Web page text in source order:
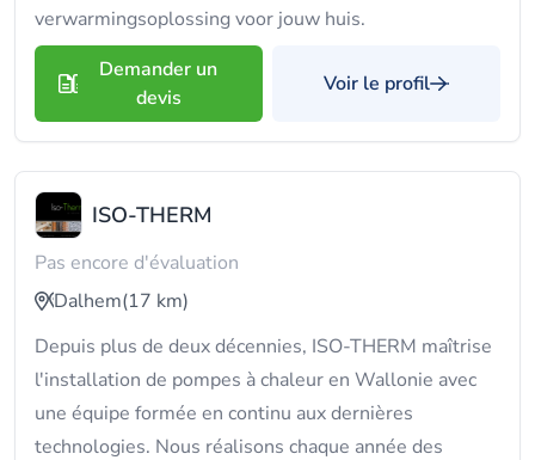
verwarmingsoplossing voor jouw huis.
Demander un
devis
Voir le profil
ISO-THERM
Pas encore d'évaluation
Dalhem(17 km)
Depuis plus de deux décennies, ISO-THERM maîtrise
l'installation de pompes à chaleur en Wallonie avec
une équipe formée en continu aux dernières
technologies. Nous réalisons chaque année des